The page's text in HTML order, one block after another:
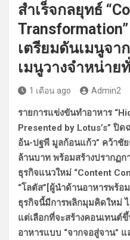
สำเร็จกลยุทธ์
เตรียมดันเมนูจา
เมนูวางจำหน่าย
1 เดือน ago Admin2
รายการแข่งขันทำอาหาร
Presented by Lotus’s” ปิด
อ้น-ปฐพี มูลก้อนแก้ว” คว้าชัย
ล้านบาท พร้อมสร้างปรากฏ
ธุรกิจแนวใหม่ “Content
“โลตัส”[ผู้นำด้านอาหารพร้อ
ธุรกิจนี้มีการพลิกมุมคิดใหม่
แต่เลือกที่จะสร้างคอนเทน
อาหารแบบ “จากจอสู่จาน”